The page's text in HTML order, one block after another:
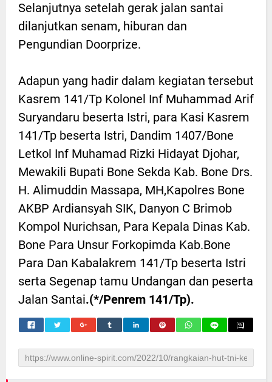
Selanjutnya setelah gerak jalan santai
dilanjutkan senam, hiburan dan
Pengundian Doorprize.
Adapun yang hadir dalam kegiatan tersebut
Kasrem 141/Tp Kolonel Inf Muhammad Arif
Suryandaru beserta Istri, para Kasi Kasrem
141/Tp beserta Istri, Dandim 1407/Bone
Letkol Inf Muhamad Rizki Hidayat Djohar,
Mewakili Bupati Bone Sekda Kab. Bone Drs.
H. Alimuddin Massapa, MH,Kapolres Bone
AKBP Ardiansyah SIK, Danyon C Brimob
Kompol Nurichsan, Para Kepala Dinas Kab.
Bone Para Unsur Forkopimda Kab.Bone
Para Dan Kabalakrem 141/Tp beserta Istri
serta Segenap tamu Undangan dan peserta
Jalan Santai.(*/Penrem 141/Tp).